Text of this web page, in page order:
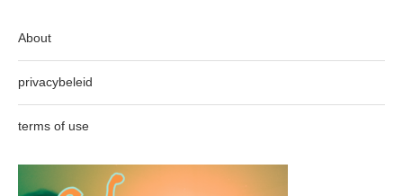
About
privacybeleid
terms of use